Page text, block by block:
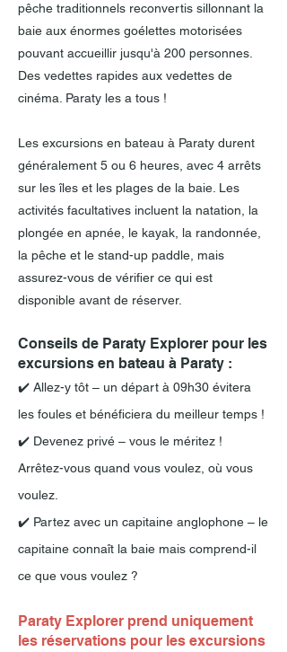
pêche traditionnels reconvertis sillonnant la
baie aux énormes goélettes motorisées
pouvant accueillir jusqu'à 200 personnes.
Des vedettes rapides aux vedettes de
cinéma. Paraty les a tous !
Les excursions en bateau à Paraty durent
généralement 5 ou 6 heures, avec 4 arrêts
sur les îles et les plages de la baie. Les
activités facultatives incluent la natation, la
plongée en apnée, le kayak, la randonnée,
la pêche et le stand-up paddle, mais
assurez-vous de vérifier ce qui est
disponible avant de réserver.
Conseils de Paraty Explorer pour les
excursions en bateau à Paraty :
✔️ Allez-y tôt – un départ à 09h30 évitera
les foules et bénéficiera du meilleur temps !
✔️ Devenez privé – vous le méritez !
Arrêtez-vous quand vous voulez, où vous
voulez.
✔️ Partez avec un capitaine anglophone – le
capitaine connaît la baie mais comprend-il
ce que vous voulez ?
Paraty Explorer prend uniquement
les réservations pour les excursions